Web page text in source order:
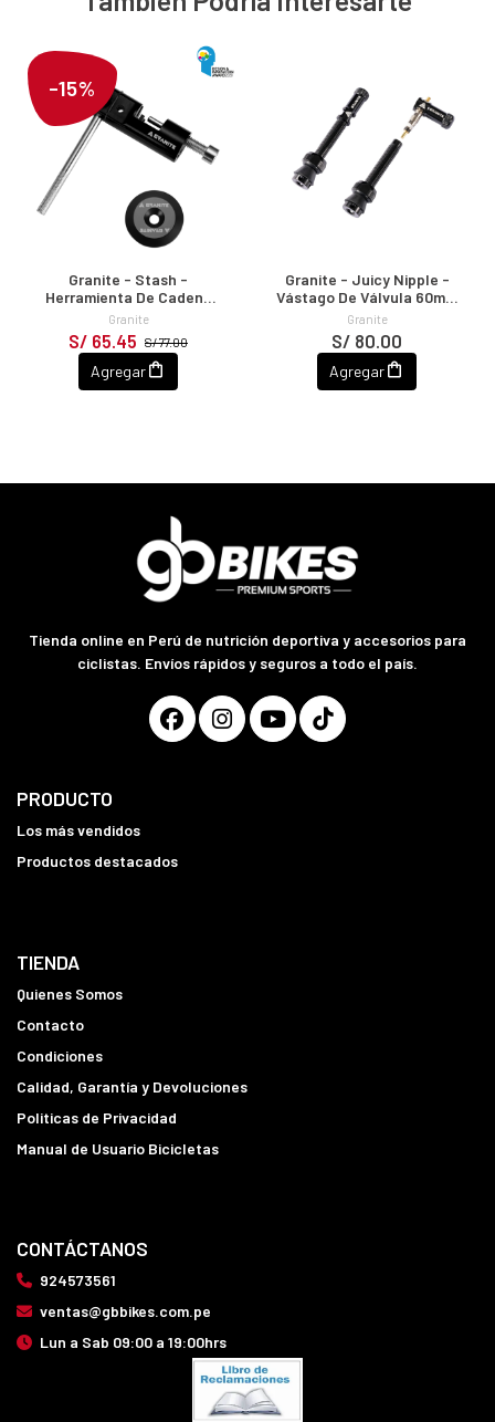
-15%
Granite - Stash -
Herramienta De Cadena
Para Manillar
Granite
S/ 77.00
S/ 65.45
Agregar
Granite - Juicy Nipple -
Vástago De Válvula 60mm
Con Tapa De Válvula
Granite
S/ 80.00
Agregar
Tienda online en Perú de nutrición deportiva y accesorios para
ciclistas. Envíos rápidos y seguros a todo el país.
PRODUCTO
Los más vendidos
Productos destacados
TIENDA
Quienes Somos
Contacto
Condiciones
Calidad, Garantía y Devoluciones
Politicas de Privacidad
Manual de Usuario Bicicletas
CONTÁCTANOS
924573561
ventas@gbbikes.com.pe
Lun a Sab 09:00 a 19:00hrs